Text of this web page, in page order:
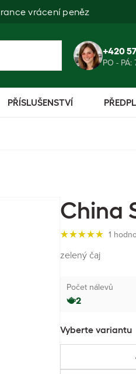
vrácení peněz
+420
PO -
PŘÍSLUŠENSTVÍ
China
1
zelený čaj
Počet nálevů
2
Vyberte variantu